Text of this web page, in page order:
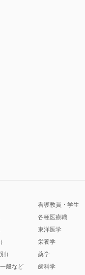
）
般など
看護教員・学生
各種医療職
東洋医学
栄養学
薬学
歯科学